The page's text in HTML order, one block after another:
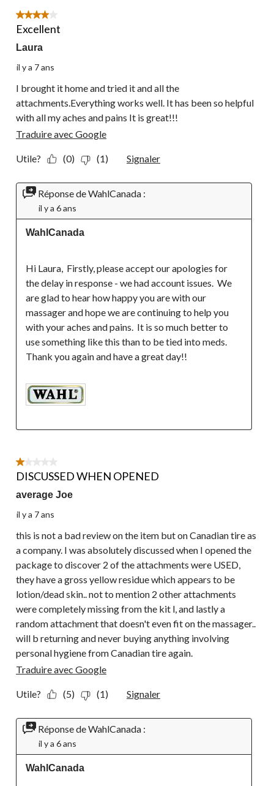
commentaire.
4 étoile(s) sur 5.
Excellent
Laura
il y a 7 ans
I brought it home and tried it and all the
attachments.Everything works well. It has been so helpful
with all my aches and pains It is great!!!
Traduire avec Google
Utile? (0) (1) Signaler
Réponse de WahlCanada :
il y a 6 ans
WahlCanada
Hi Laura,  Firstly, please accept our apologies for
the delay in response - we had account issues.  We
are glad to hear how happy you are with our
massager and hope we are continuing to help you
with your aches and pains.  It is so much better to
use something like this than to be tied into meds.
1 étoile(s) sur 5.
DISCUSSED WHEN OPENED
average Joe
il y a 7 ans
this is not a bad review on the item but on Canadian tire as
a company. I was absolutely discussed when I opened the
package to discover 2 of the attachments were USED,
they have a gross yellow residue which appears to be
lotion/dead skin.. not to mention 2 other attachments
were completely missing from the kit l, and lastly a
random attachment that doesn't even fit on the massager..
will b returning and never buying anything involving
personal hygiene from Canadian tire again.
Traduire avec Google
Utile? (5) (1) Signaler
Réponse de WahlCanada :
il y a 6 ans
WahlCanada